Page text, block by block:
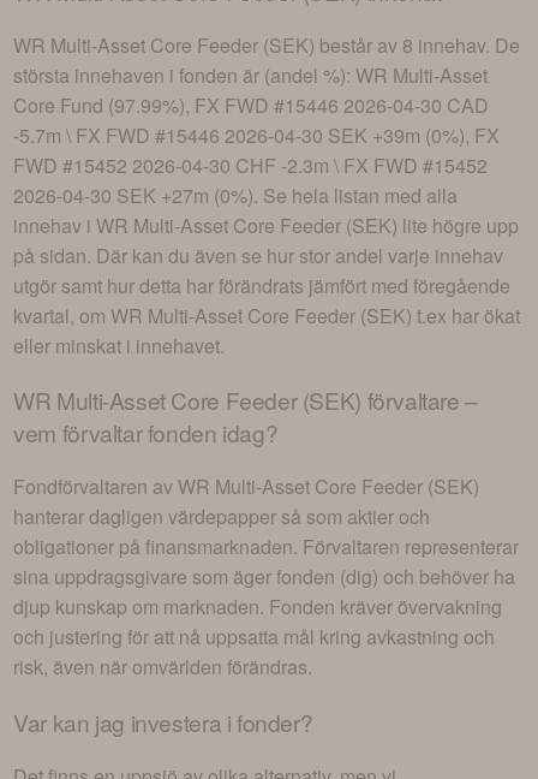
WR Multi-Asset Core Feeder (SEK) består av 8 innehav. De
största innehaven i fonden är (andel %):WR Multi-Asset
Core Fund (97.99%), FX FWD #15446 2026-04-30 CAD
-5.7m \ FX FWD #15446 2026-04-30 SEK +39m (0%), FX
FWD #15452 2026-04-30 CHF -2.3m \ FX FWD #15452
2026-04-30 SEK +27m (0%). Se hela listan med alla
innehav iWR Multi-Asset Core Feeder (SEK) lite högre upp
på sidan. Där kan du även se hur stor andel varje innehav
utgör samt hur detta har förändrats jämfört med föregående
kvartal, omWR Multi-Asset Core Feeder (SEK) t.ex har ökat
eller minskat i innehavet.
WR Multi-Asset Core Feeder (SEK) förvaltare –
vem förvaltar fonden idag?
Fondförvaltaren avWR Multi-Asset Core Feeder (SEK)
hanterar dagligen värdepapper så som aktier och
obligationer på finansmarknaden. Förvaltaren representerar
sina uppdragsgivare som äger fonden (dig) och behöver ha
djup kunskap om marknaden. Fonden kräver övervakning
och justering för att nå uppsatta mål kring avkastning och
risk, även när omvärlden förändras.
Var kan jag investera ifonder?